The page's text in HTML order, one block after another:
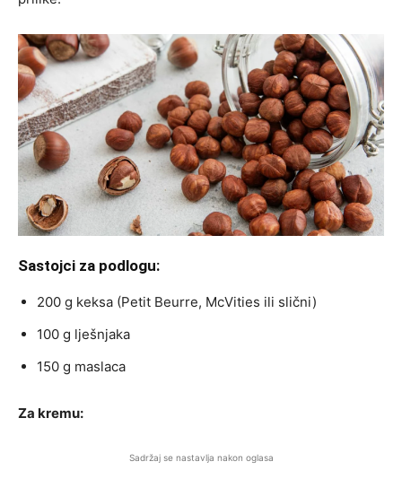
Sastojci za podlogu:
200 g keksa (Petit Beurre, McVities ili slični)
100 g lješnjaka
150 g maslaca
Za kremu:
Sadržaj se nastavlja nakon oglasa